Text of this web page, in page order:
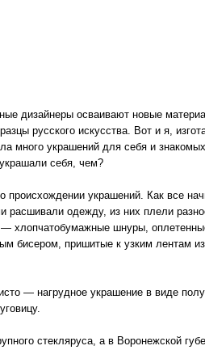
дизайнеры осваивают новые
русского искусства. Вот и я,
много украшений для себя и
себя, чем?
происхождении украшений. Как все
расшивали одежду, из них плели
хлопчатобумажные шнуры,
бисером, пришитые к узким лентам
— нагрудное украшение в виде
стекляруса, а в Воронежской